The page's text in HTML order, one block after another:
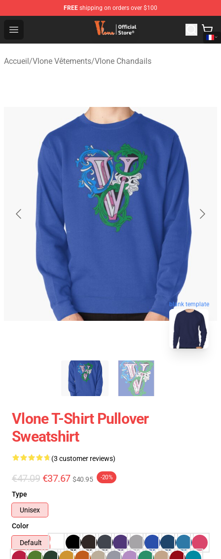
FREE shipping on orders over $100
Open menu
Vlone Shop - Official Vlone Merchandise Store
Accueil/Vlone Vêtements/Vlone Chandails
blank template
Vlone T-Shirt Pullover
Sweatshirt
(3 customer reviews)
€47.09 €37.67 $40.95 -20%
Type
Unisex
Color
Default